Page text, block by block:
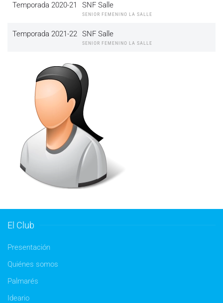
Temporada 2020-21 SNF Salle
SENIOR FEMENINO LA SALLE
Temporada 2021-22 SNF Salle
SENIOR FEMENINO LA SALLE
El Club
Presentación
Quiénes somos
Palmarés
Ideario